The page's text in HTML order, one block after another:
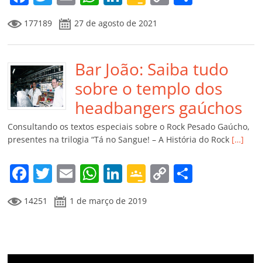
a
c
e
b
o
o
k
w
itt
er
m
ai
l
at
s
A
p
p
n
k
e
dI
n
o
o
gl
e
Cl
a
ss
ro
o
m
y
Li
n
k
p
ar
til
h
ar
177189 27 de agosto de 2021
Bar João: Saiba tudo
sobre o templo dos
headbangers gaúchos
Consultando os textos especiais sobre o Rock Pesado Gaúcho,
presentes na trilogia “Tá no Sangue! – A História do Rock […]
F
a
c
b
T
w
itt
E
m
ai
W
at
A
Li
n
k
dI
G
o
o
e
C
Li ar
14251 1 de março de 2019